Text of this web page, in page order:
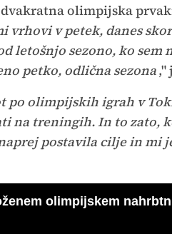
olimpijska
v petek, danes
letošnjo sezono, ko sem
petko, odlična sezona,"
po olimpijskih igrah v
na treningih. In to zato,
postavila cilje in mi
olimpijskem